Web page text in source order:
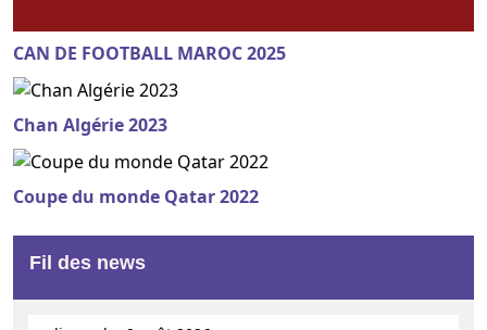
CAN DE FOOTBALL MAROC 2025
Chan Algérie 2023
Coupe du monde Qatar 2022
Fil des news